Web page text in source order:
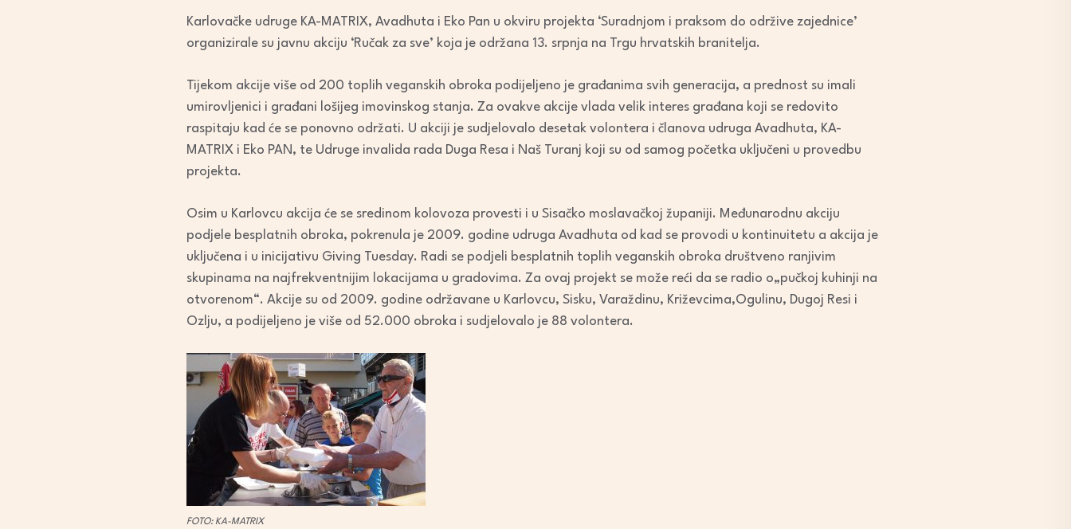
Karlovačke udruge KA-MATRIX, Avadhuta i Eko Pan u okviru projekta ‘Suradnjom i praksom do održive zajednice’
organizirale su javnu akciju ‘Ručak za sve’ koja je održana 13. srpnja na Trgu hrvatskih branitelja.
Tijekom akcije više od 200 toplih veganskih obroka podijeljeno je građanima svih generacija, a prednost su imali
umirovljenici i građani lošijeg imovinskog stanja. Za ovakve akcije vlada velik interes građana koji se redovito
raspitaju kad će se ponovno održati. U akciji je sudjelovalo desetak volontera i članova udruga Avadhuta, KA-
MATRIX i Eko PAN, te Udruge invalida rada Duga Resa i Naš Turanj koji su od samog početka uključeni u provedbu
projekta.
Osim u Karlovcu akcija će se sredinom kolovoza provesti i u Sisačko moslavačkoj županiji. Međunarodnu akciju
podjele besplatnih obroka, pokrenula je 2009. godine udruga Avadhuta od kad se provodi u kontinuitetu a akcija je
uključena i u inicijativu Giving Tuesday. Radi se podjeli besplatnih toplih veganskih obroka društveno ranjivim
skupinama na najfrekventnijim lokacijama u gradovima. Za ovaj projekt se može reći da se radio o„pučkoj kuhinji na
otvorenom“. Akcije su od 2009. godine održavane u Karlovcu, Sisku, Varaždinu, Križevcima,Ogulinu, Dugoj Resi i
Ozlju, a podijeljeno je više od 52.000 obroka i sudjelovalo je 88 volontera.
FOTO: KA-MATRIX